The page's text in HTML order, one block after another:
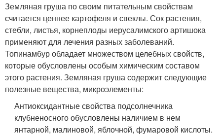
Земляная груша по своим питательным свойствам
считается ценнее картофеля и свеклы. Сок растения,
стебли, листья, корнеплоды иерусалимского артишока
применяют для лечения разных заболеваний.
Топинамбур обладает множеством целебных свойств,
которые обусловлены особым химическим составом
этого растения. Земляная груша содержит следующие
полезные вещества, микроэлементы:
Антиоксидантные свойства подсолнечника
клубненосного обусловлены наличием в нем
янтарной, малиновой, яблочной, фумаровой кислоты.